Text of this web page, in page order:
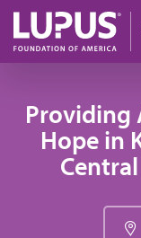
Pasar al contenido
Providing
Hope in